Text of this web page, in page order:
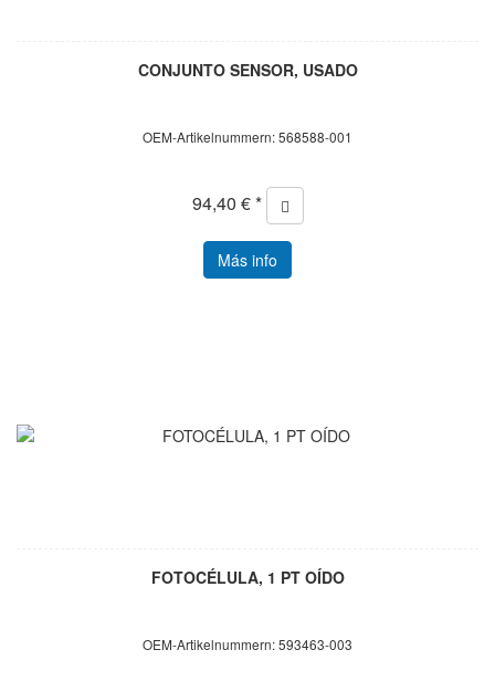
CONJUNTO SENSOR, USADO
OEM-Artikelnummern: 568588-001
94,40 € *
Más info
FOTOCÉLULA, 1 PT OÍDO
OEM-Artikelnummern: 593463-003